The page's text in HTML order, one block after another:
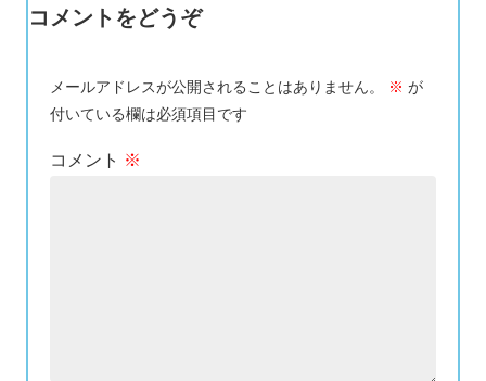
コメントをどうぞ
メールアドレスが公開されることはありません。 ※ が
付いている欄は必須項目です
コメント ※